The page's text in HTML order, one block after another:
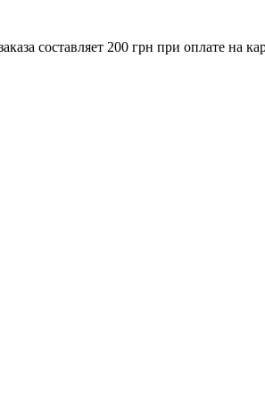
составляет 200 грн при оплате на